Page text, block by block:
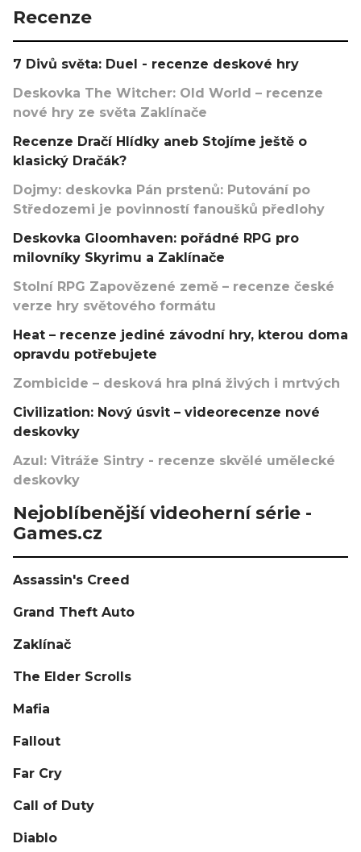
Recenze
7 Divů světa: Duel - recenze deskové hry
Deskovka The Witcher: Old World – recenze
nové hry ze světa Zaklínače
Recenze Dračí Hlídky aneb Stojíme ještě o
klasický Dračák?
Dojmy: deskovka Pán prstenů: Putování po
Středozemi je povinností fanoušků předlohy
Deskovka Gloomhaven: pořádné RPG pro
milovníky Skyrimu a Zaklínače
Stolní RPG Zapovězené země – recenze české
verze hry světového formátu
Heat – recenze jediné závodní hry, kterou doma
opravdu potřebujete
Zombicide – desková hra plná živých i mrtvých
Civilization: Nový úsvit – videorecenze nové
deskovky
Azul: Vitráže Sintry - recenze skvělé umělecké
deskovky
Nejoblíbenější videoherní série -
Games.cz
Assassin's Creed
Grand Theft Auto
Zaklínač
The Elder Scrolls
Mafia
Fallout
Far Cry
Call of Duty
Diablo